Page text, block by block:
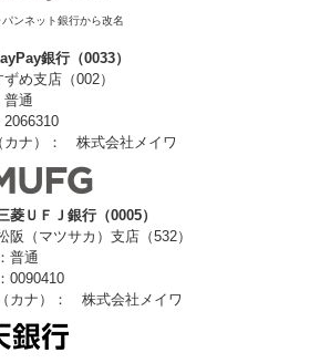
ンネット銀行から改名
銀行（0033）
め支店（002）
普通
2066310
カナ）： 株式会社メイワ
菱ＵＦＪ銀行（0005）
阪（マツサカ）支店（532）
普通
0090410
カナ）： 株式会社メイワ